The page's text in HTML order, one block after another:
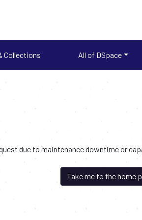
Collections All of DSpace
due to maintenance downtime or
Take me to the home